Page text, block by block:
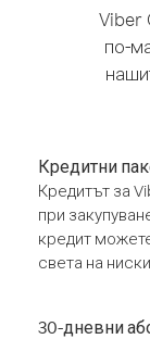
Viber
по-
Кредитни
Кредитът за
при
кредит
света на
30-дневни